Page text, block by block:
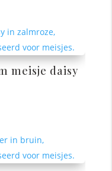
meisje daisy